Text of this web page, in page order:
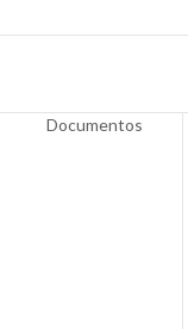
Documentos